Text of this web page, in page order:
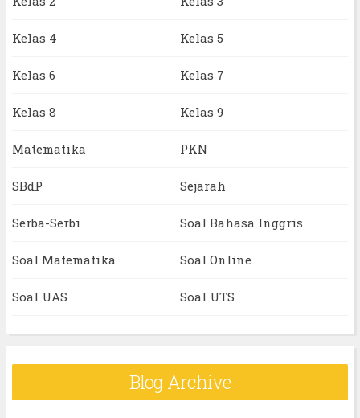
Kelas 4 Kelas 5
Kelas 6 Kelas 7
Kelas 8 Kelas 9
Matematika PKN
SBdP Sejarah
Serba-Serbi Soal Bahasa Inggris
Soal Matematika Soal Online
Soal UAS Soal UTS
Blog Archive